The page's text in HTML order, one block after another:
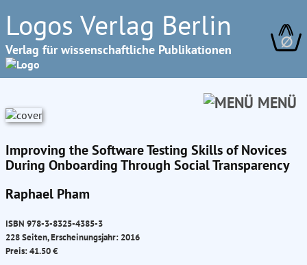
Logos Verlag Berlin
Verlag für wissenschaftliche Publikationen ∅
MENÜ
Improving the Software Testing Skills of Novices
During Onboarding Through Social Transparency
Raphael Pham
ISBN 978-3-8325-4385-3
228 Seiten, Erscheinungsjahr: 2016
Preis: 41.50 €